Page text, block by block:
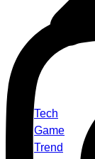
Tech
Game
Trend